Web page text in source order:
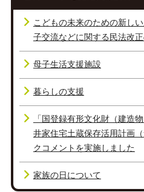
こどもの未来のための新し
子交流などに関する民法改
母子生活支援施設
暮らしの支援
「国登録有形文化財（建造
井家住宅土蔵保存活用計画
クコメントを実施しました
家族の日について